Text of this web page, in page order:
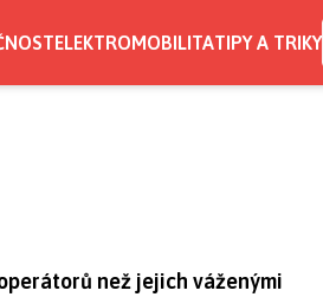
ELEKTROMOBILITATIPY A TRIKY
než jejich váženými